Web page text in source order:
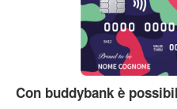
Con buddybank è